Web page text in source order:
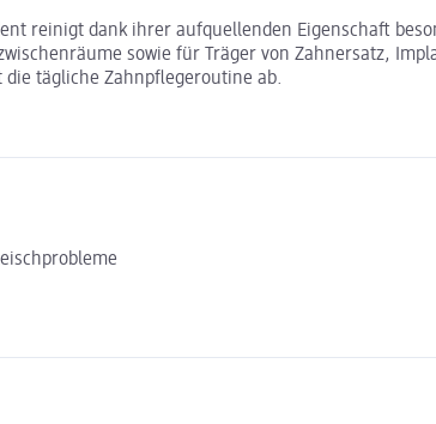
reinigt dank ihrer aufquellenden Eigenschaft
sowie für Träger von Zahnersatz,
tägliche Zahnpflegeroutine ab.